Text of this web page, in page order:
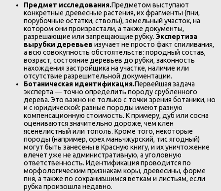
Предмет исследования.Предметом выступают
конкретные древесные растения, их фрагменты (пни,
порубочные остатки, стволы), земельный участок, на
котором они произрастали, а также документы,
разрешающие или запрещающие рубку. Экспертиза
вырубки деревьев изучает не просто факт спиливания,
а всю совокупность обстоятельств: породный состав,
возраст, состояние деревьев до рубки, законность
нахождения застройщика на участке, наличие или
отсутствие разрешительной документации.
Ботаническая идентификация.Первейшая задача
эксперта — точно определить породу срубленного
дерева. Это важно не только с точки зрения ботаники, но
и с юридической: разные породы имеют разную
компенсационную стоимость. К примеру, дуб или сосна
оцениваются значительно дороже, чем клен
ясенелистный или тополь. Кроме того, некоторые
породы (например, орех маньчжурский, тис ягодный)
могут быть занесены в Красную книгу, и их уничтожение
влечет уже не административную, а уголовную
ответственность. Идентификация проводится по
морфологическим признакам коры, древесины, форме
пня, а также по сохранившимся веткам и листьям, если
рубка произошла недавно.